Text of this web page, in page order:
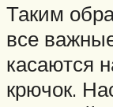
Таким
все
касаются
крючок.